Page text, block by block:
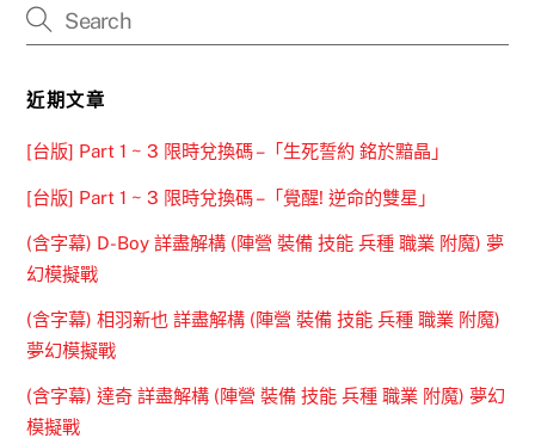
近期文章
[台版] Part 1 ~ 3 限時兌換碼 –「生死誓約 銘於黯晶」
[台版] Part 1 ~ 3 限時兌換碼 –「覺醒! 逆命的雙星」
(含字幕) D-Boy 詳盡解構 (陣營 裝備 技能 兵種 職業 附魔) 夢
幻模擬戰
(含字幕) 相羽新也 詳盡解構 (陣營 裝備 技能 兵種 職業 附魔)
夢幻模擬戰
(含字幕) 達奇 詳盡解構 (陣營 裝備 技能 兵種 職業 附魔) 夢幻
模擬戰